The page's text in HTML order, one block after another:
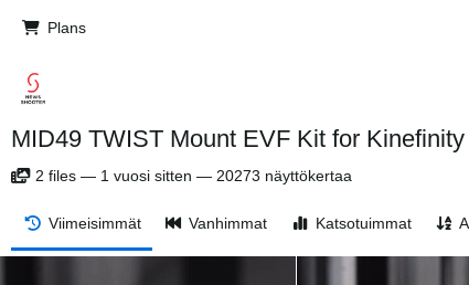
Plans
MID49 TWIST Mount EVF Kit for
2 files — 1 vuosi sitten — 20273 näyttökertaa
Viimeisimmät Vanhimmat Katsotuimmat